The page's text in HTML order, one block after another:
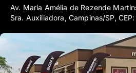
Av. Maria Amélia de Rezende
Sra. Auxiliadora, Campinas/SP,